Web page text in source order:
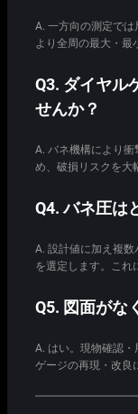
A. 一方向の測定で
より全周の最大・最
Q3. ダイヤル
せんか？
A. バネ機構により
め、破損リスクを大
Q4. バネ圧は
A. 設計値に加え複
を選定します。これ
Q5. 図面がな
A. はい。現物確認
ゲージの再現・改良